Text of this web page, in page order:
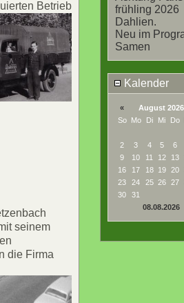
frühling 2026
Dahlien.
Neu im
Samen
Kalender
«
August 2026
So Mo Di Mi Do
2
3 4 5 6
9
10 11 12 13
16
17 18 19 20
23
24 25 26 27
30
31
08.08.2026
Betrieb
seinem
die Firma